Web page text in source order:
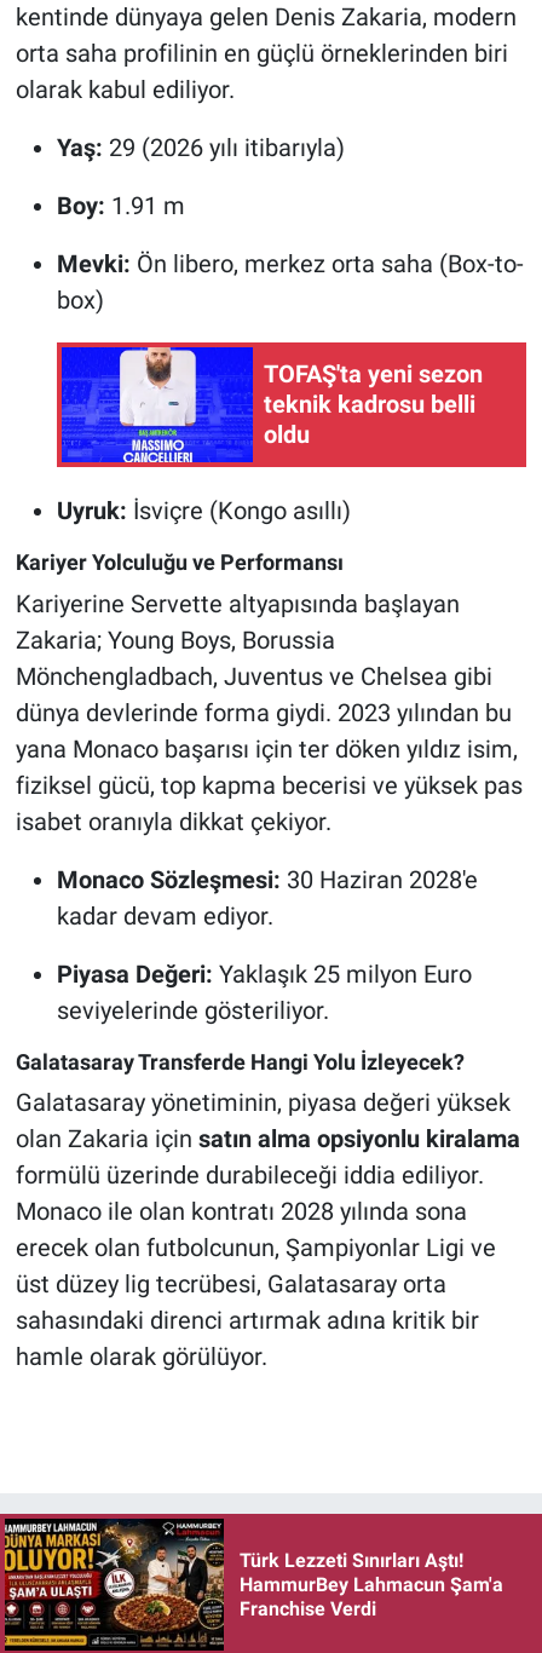
kentinde dünyaya gelen Denis Zakaria, modern
orta saha profilinin en güçlü örneklerinden biri
olarak kabul ediliyor.
Yaş: 29 (2026 yılı itibarıyla)
Boy: 1.91 m
Mevki: Ön libero, merkez orta saha (Box-to-
box)
TOFAŞ'ta yeni sezon
teknik kadrosu belli
oldu
Uyruk: İsviçre (Kongo asıllı)
Kariyer Yolculuğu ve Performansı
Kariyerine Servette altyapısında başlayan
Zakaria; Young Boys, Borussia
Mönchengladbach, Juventus ve Chelsea gibi
dünya devlerinde forma giydi. 2023 yılından bu
yana Monaco başarısı için ter döken yıldız isim,
fiziksel gücü, top kapma becerisi ve yüksek pas
isabet oranıyla dikkat çekiyor.
Monaco Sözleşmesi: 30 Haziran 2028'e
kadar devam ediyor.
Piyasa Değeri: Yaklaşık 25 milyon Euro
seviyelerinde gösteriliyor.
Galatasaray Transferde Hangi Yolu İzleyecek?
Galatasaray yönetiminin, piyasa değeri yüksek
olan Zakaria için satın alma opsiyonlu kiralama
formülü üzerinde durabileceği iddia ediliyor.
Monaco ile olan kontratı 2028 yılında sona
erecek olan futbolcunun, Şampiyonlar Ligi ve
üst düzey lig tecrübesi, Galatasaray orta
sahasındaki direnci artırmak adına kritik bir
hamle olarak görülüyor.
Türk Lezzeti Sınırları Aştı!
HammurBey Lahmacun Şam'a
Franchise Verdi